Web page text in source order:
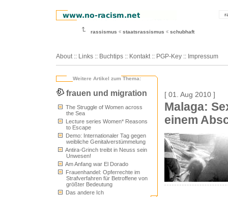
rassismus staatsrassismus schubhaft
About :: Links :: Buchtips :: Kontakt :: PGP-Key :: Impressum
Weitere Artikel zum Thema:
frauen und migration
The Struggle of Women across
the Sea
Lecture series Women* Reasons
to Escape
Demo: Internationaler Tag gegen
weibliche Genitalverstümmelung
Antira-Grinch treibt in Neuss sein
Unwesen!
Am Anfang war El Dorado
Frauenhandel: Opferrechte im
Strafverfahren für Betroffene von
größter Bedeutung
Das andere Ich
[ 01. Aug 2010 ]
Malaga:
einem